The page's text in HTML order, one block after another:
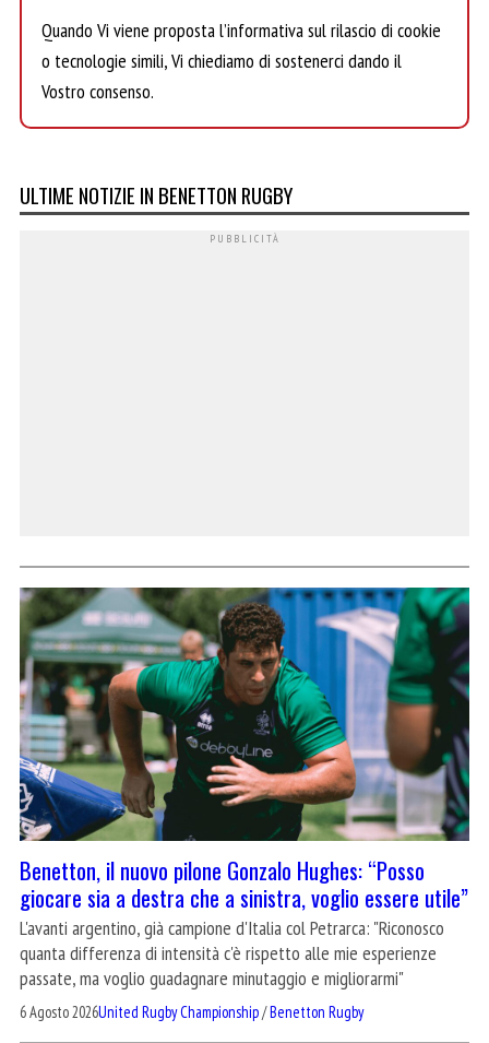
Quando Vi viene proposta l’informativa sul rilascio di cookie
o tecnologie simili, Vi chiediamo di sostenerci dando il
Vostro consenso.
ULTIME NOTIZIE IN BENETTON RUGBY
Benetton, il nuovo pilone Gonzalo Hughes: “Posso
giocare sia a destra che a sinistra, voglio essere utile”
L'avanti argentino, già campione d'Italia col Petrarca: "Riconosco
quanta differenza di intensità c'è rispetto alle mie esperienze
passate, ma voglio guadagnare minutaggio e migliorarmi"
6 Agosto 2026United Rugby Championship/Benetton Rugby